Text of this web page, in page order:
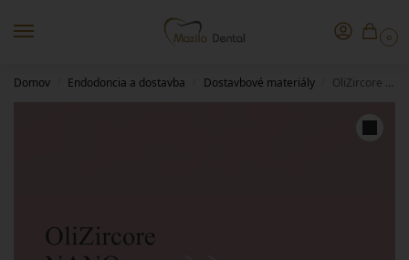
0
Domov Endodoncia a dostavba Dostavbové materiály OliZircore Nano dual-curing composite material with nano tech for core build-up5ml +mixing tips, A3